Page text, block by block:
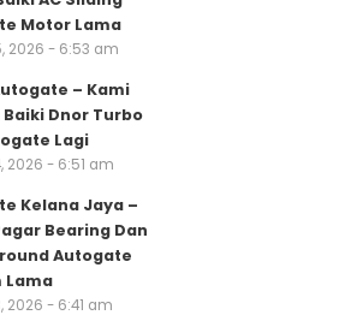
Motor Lama
2026 - 6:53 am
– Kami
Dnor Turbo
Lagi
2026 - 6:51 am
Kelana Jaya –
Bearing Dan
Autogate
Lama
2026 - 6:41 am